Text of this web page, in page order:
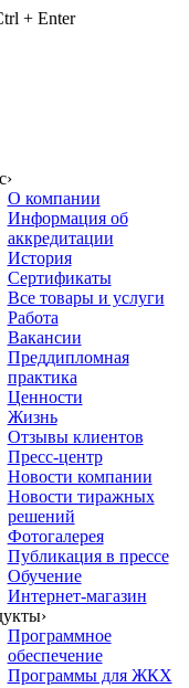
+ Enter
›
О компании
Информация об
аккредитации
История
Сертификаты
Все товары и услуги
Работа
Вакансии
Преддипломная
практика
Ценности
Жизнь
Отзывы клиентов
Пресс-центр
Новости компании
Новости тиражных
решений
Фотогалерея
Публикация в прессе
Обучение
Интернет-магазин
›
Программное
обеспечение
Программы для ЖКХ